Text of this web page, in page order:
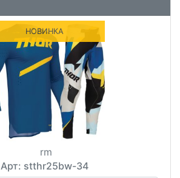
НОВИНКА
rm
Арт: stthr25bw-34